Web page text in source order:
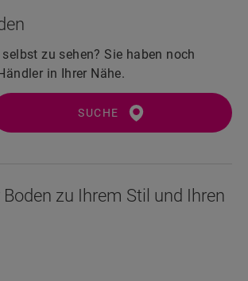
zu sehen? Sie haben noch
in Ihrer Nähe.
SUCHE
zu Ihrem Stil und Ihren